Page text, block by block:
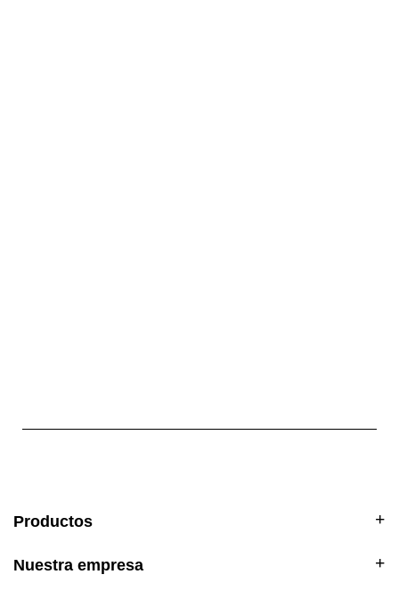
Productos
Nuestra empresa